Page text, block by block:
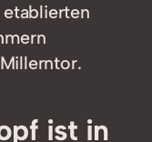
ist in